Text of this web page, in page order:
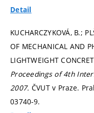
Detail
KUCHARCZYKOVÁ, B.;
OF MECHANICAL AND
LIGHTWEIGHT
Proceedings of 4th
2007. ČVUT v Praze.
03740-9.